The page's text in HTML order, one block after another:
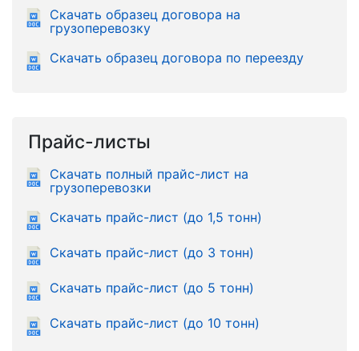
Скачать образец договора на
грузоперевозку
Скачать образец договора по переезду
Прайс-листы
Скачать полный прайс-лист на
грузоперевозки
Скачать прайс-лист (до 1,5 тонн)
Скачать прайс-лист (до 3 тонн)
Скачать прайс-лист (до 5 тонн)
Скачать прайс-лист (до 10 тонн)